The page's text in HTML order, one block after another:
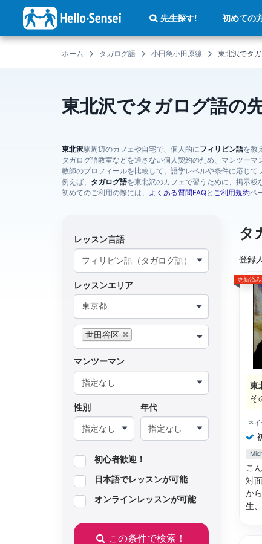
ン
先生探す! 初めての
ホーム タガログ語 小田急小田原線 東北沢でタ
東北沢でタガログ語の
東北沢駅周辺のカフェや自宅で、個人的にフィリピン語を教
タガログ語教室などを通さない個人契約のため、マンツーマ
教師のプロフィールを比較して、語学レベルや条件に応じ
例えば、 タガログ語を東北沢のカフェで習うために、掲示板
初めてのご利用の際には、 よくある質問FAQと ご利用規約ペ
レッスン言語
レッスンエリア
東京都
世田谷区
マンツーマン
性別 年代
初心者歓迎！
日本語でレッスンが可能
オンラインレッスンが可能
この条件で検索！
タ
登録
更新済み!
東
そ
ネ
こ
対
か
生